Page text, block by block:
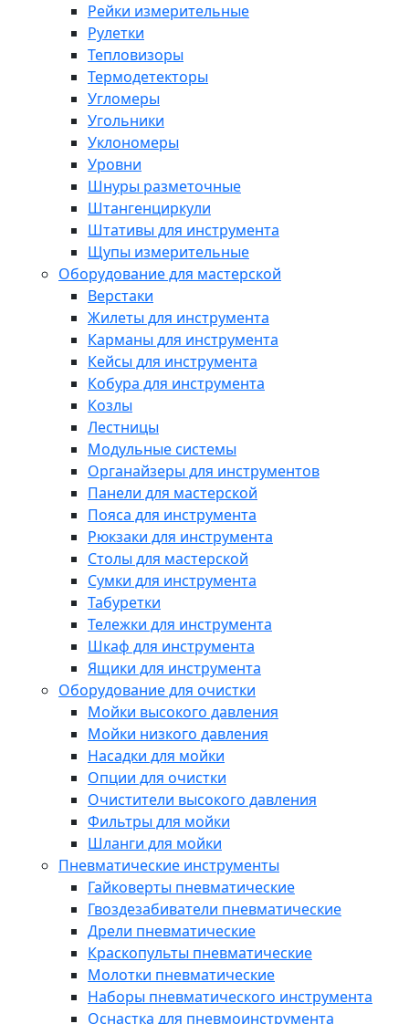
Рейки измерительные
Рулетки
Тепловизоры
Термодетекторы
Угломеры
Угольники
Уклономеры
Уровни
Шнуры разметочные
Штангенциркули
Штативы для инструмента
Щупы измерительные
Оборудование для мастерской
Верстаки
Жилеты для инструмента
Карманы для инструмента
Кейсы для инструмента
Кобура для инструмента
Козлы
Лестницы
Модульные системы
Органайзеры для инструментов
Панели для мастерской
Пояса для инструмента
Рюкзаки для инструмента
Столы для мастерской
Сумки для инструмента
Табуретки
Тележки для инструмента
Шкаф для инструмента
Ящики для инструмента
Оборудование для очистки
Мойки высокого давления
Мойки низкого давления
Насадки для мойки
Опции для очистки
Очистители высокого давления
Фильтры для мойки
Шланги для мойки
Пневматические инструменты
Гайковерты пневматические
Гвоздезабиватели пневматические
Дрели пневматические
Краскопульты пневматические
Молотки пневматические
Наборы пневматического инструмента
Оснастка для пневмоинструмента